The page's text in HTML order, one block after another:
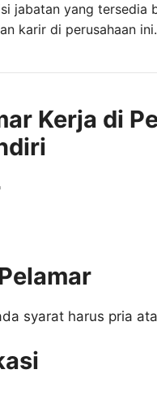
jabatan yang tersedia
karir di perusahaan ini.
Kerja di
syarat harus pria